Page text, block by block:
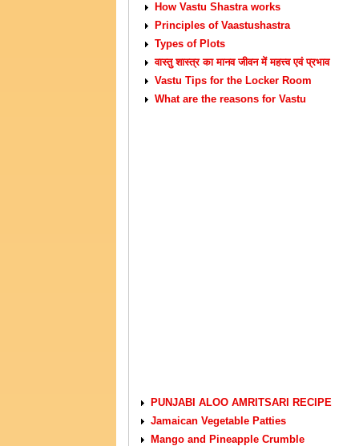
How Vastu Shastra works
Principles of Vaastushastra
Types of Plots
वास्तु शास्त्र का मानव जीवन में महत्त्व एवं प्रभाव
Vastu Tips for the Locker Room
What are the reasons for Vastu
PUNJABI ALOO AMRITSARI RECIPE
Jamaican Vegetable Patties
Mango and Pineapple Crumble